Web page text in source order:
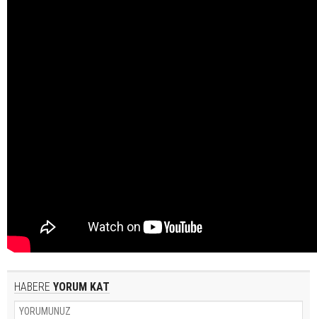
HABERE YORUM KAT